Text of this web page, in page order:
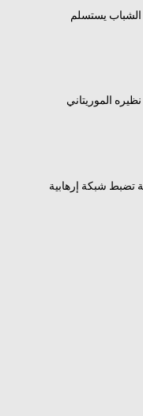
يستسلم
الموريتاني
تضبط شبكة إرهابية